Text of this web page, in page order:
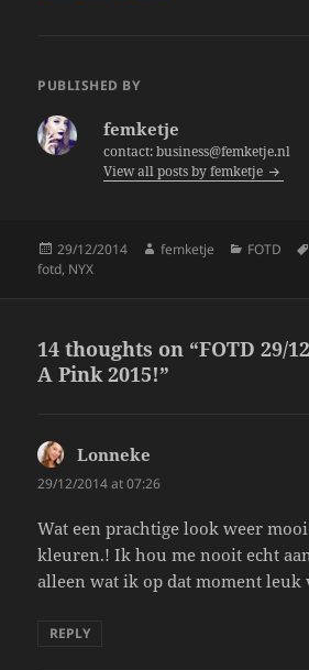
e er
PUBLISHED BY
femketje
contact: business@femketje.nl
View all posts by femketje
Posted
on
29/12/2014 Author
femketje Categories
FOTD
fotd, NYX
14 thoughts on “FOTD 29/
A Pink 2015!”
Lonneke
29/12/2014 at 07:26
Wat een prachtige look weer
kleuren.! Ik hou me nooit echt
alleen wat ik op dat moment leuk
REPLY